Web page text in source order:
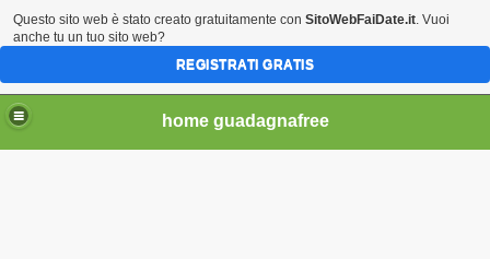
home guadagnafree
Questo sito web è stato creato gratuitamente con SitoWebFaiDate.it. Vuoi
anche tu un tuo sito web?
REGISTRATI GRATIS